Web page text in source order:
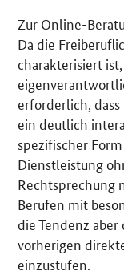
Zur Online-
Da die
charakterisiert
erforderlich,
ein deutlich
spezifischer
Dienstleistung
Rechtsprechung
Berufen mit
die Tendenz aber
vorherigen
einzustufen.